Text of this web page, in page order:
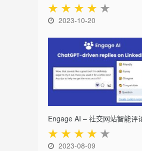
★ ★ ★ ★ ★
2023-10-20
Engage AI – 社交网站智能评
★ ★ ★ ★ ★
2023-08-09